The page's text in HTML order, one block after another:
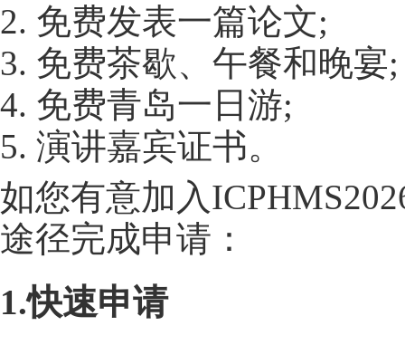
2. 免费发表一篇论文;
3. 免费茶歇、午餐和晚宴;
4. 免费青岛一日游;
5. 演讲嘉宾证书。
如您有意加入
途径完成申请：
1.快速申请